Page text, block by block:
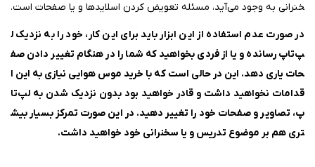
خنرانی به وجود می‌آید، مسئله تعویض کردن اسلایدها و یا صفحات است.
در صورت عدم استفاده از این ابزار باید برای این کار، خود را به نزدیک ل
پ‌تاپ رسانده و یا از فردی بخواهید که شما را در هنگام تغییر دادن صف
حات یاری دهد. این در حالی است که با خرید موس هوایی نیازی به این ا
قدامات نخواهید داشت و قادر خواهید بود بدون نزدیک شدن به لپ‌تا
پ، تصاویر و صفحات خود را تغییر دهید. در این‌ صورت تمرکز بسیار بیش
تری هم بر موضوع تدریس و یا سخنرانی خود خواهید داشت.